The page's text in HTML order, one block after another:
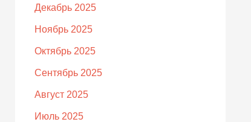
Декабрь 2025
Ноябрь 2025
Октябрь 2025
Сентябрь 2025
Август 2025
Июль 2025